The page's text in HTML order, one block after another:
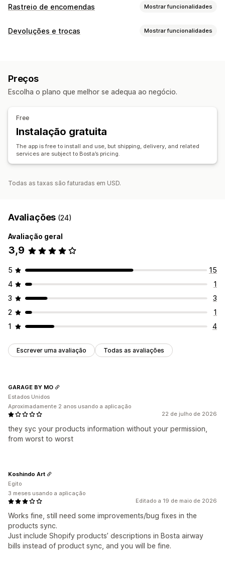
Rastreio de encomendas Mostrar funcionalidades
Rastreio
Notificações
E-mail
SMS
Devoluções e trocas Mostrar funcionalidades
Preços
Escolha o plano que melhor se adequa ao negócio.
Free
Instalação gratuita
The app is free to install and use, but shipping, delivery, and related
services are subject to Bosta’s pricing.
Todas as taxas são faturadas em USD.
Avaliações (24)
Avaliação geral
3,9
5
15
4
1
3
3
2
1
1
4
Escrever uma avaliação Todas as avaliações
22 de julho de 2026
they syc your products information without your permission,
from worst to worst
GARAGE BY MO
Estados Unidos
Aproximadamente 2 anos usando a aplicação
Editado a 19 de maio de 2026
Works fine, still need some improvements/bug fixes in the
products sync.
Just include Shopify products’ descriptions in Bosta airway
bills instead of product sync, and you will be fine.
Koshindo Art
Egito
3 meses usando a aplicação